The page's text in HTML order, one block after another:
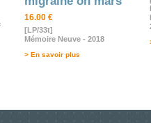
16.00 €
[LP/33t]
Mémoire Neuve - 2018
> En savoir plus